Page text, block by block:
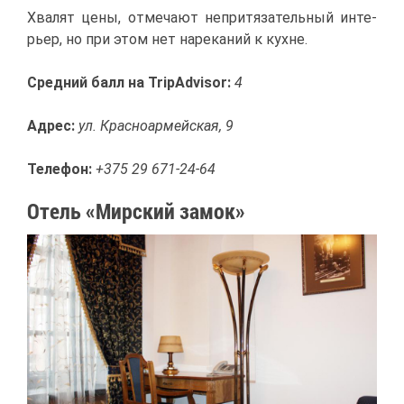
Хва­лят це­ны, от­ме­ча­ют непри­тя­за­тель­ный ин­те­
рьер, но при этом нет на­ре­ка­ний к кухне.
Сред­ний балл на TripAdvisor: 4
Ад­рес: ул. Крас­но­ар­мей­ская, 9
Те­ле­фон: +375 29 671-24-64
Отель «Мир­ский за­мок»